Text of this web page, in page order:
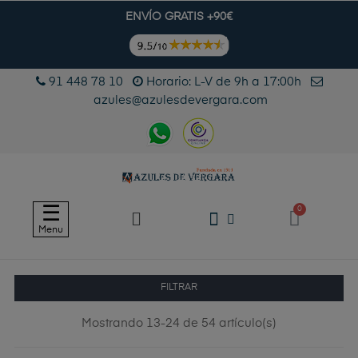
ENVÍO GRATIS +90€
91 448 78 10
Horario: L-V de 9h a 17:00h
azules@azulesdevergara.com
Navegación
de
☰
Menu
FILTRAR
Mostrando 13-24 de 54 artículo(s)